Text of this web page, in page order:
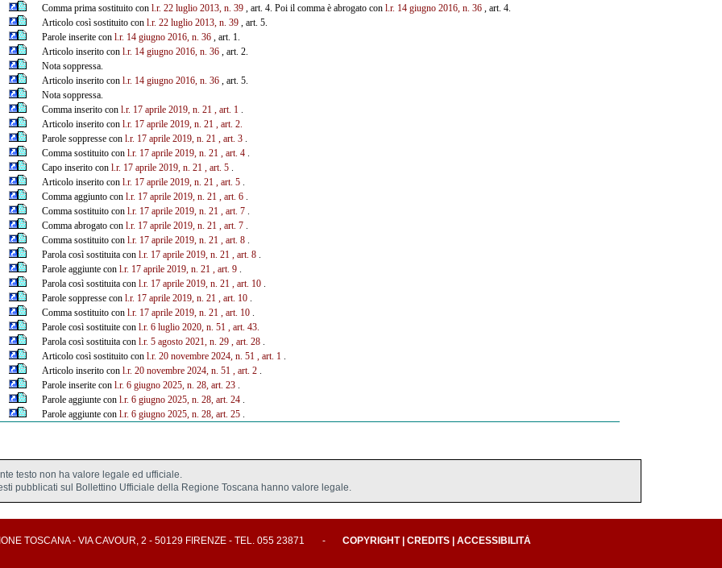
Comma prima sostituito con l.r. 22 luglio 2013, n. 39, art. 4. Poi il comma è abrogato con l.r. 14 giugno 2016, n. 36, art. 4.
Articolo così sostituito con l.r. 22 luglio 2013, n. 39, art. 5.
Parole inserite con l.r. 14 giugno 2016, n. 36, art. 1.
Articolo inserito con l.r. 14 giugno 2016, n. 36, art. 2.
Nota soppressa.
Articolo inserito con l.r. 14 giugno 2016, n. 36, art. 5.
Nota soppressa.
Comma inserito con l.r. 17 aprile 2019, n. 21 , art. 1.
Articolo inserito con l.r. 17 aprile 2019, n. 21 , art. 2.
Parole soppresse con l.r. 17 aprile 2019, n. 21 , art. 3.
Comma sostituito con l.r. 17 aprile 2019, n. 21 , art. 4.
Capo inserito con l.r. 17 aprile 2019, n. 21 , art. 5.
Articolo inserito con l.r. 17 aprile 2019, n. 21 , art. 5.
Comma aggiunto con l.r. 17 aprile 2019, n. 21 , art. 6.
Comma sostituito con l.r. 17 aprile 2019, n. 21 , art. 7.
Comma abrogato con l.r. 17 aprile 2019, n. 21 , art. 7.
Comma sostituito con l.r. 17 aprile 2019, n. 21 , art. 8.
Parola così sostituita con l.r. 17 aprile 2019, n. 21 , art. 8.
Parole aggiunte con l.r. 17 aprile 2019, n. 21 , art. 9.
Parola così sostituita con l.r. 17 aprile 2019, n. 21 , art. 10.
Parole soppresse con l.r. 17 aprile 2019, n. 21 , art. 10.
Comma sostituito con l.r. 17 aprile 2019, n. 21 , art. 10.
Parole così sostituite con l.r. 6 luglio 2020, n. 51 , art. 43.
Parola così sostituita con l.r. 5 agosto 2021, n. 29 , art. 28.
Articolo così sostituito con l.r. 20 novembre 2024, n. 51 , art. 1.
Articolo inserito con l.r. 20 novembre 2024, n. 51 , art. 2.
Parole inserite con l.r. 6 giugno 2025, n. 28, art. 23.
Parole aggiunte con l.r. 6 giugno 2025, n. 28, art. 24.
Parole aggiunte con l.r. 6 giugno 2025, n. 28, art. 25.
testo non ha valore legale ed ufficiale.
pubblicati sul Bollettino Ufficiale della Regione Toscana hanno valore legale.
TOSCANA - VIA CAVOUR, 2 - 50129 FIRENZE - TEL. 055 23871 - COPYRIGHT|CREDITS |ACCESSIBILITÀ